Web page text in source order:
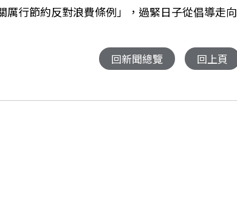
行節約反對浪費條例」，過緊日子從倡導走向
回新聞總覽 回上頁